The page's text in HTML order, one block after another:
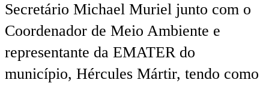
Secretário Michael Muriel junto com o
Coordenador de Meio Ambiente e
representante da EMATER do
município, Hércules Mártir, tendo como